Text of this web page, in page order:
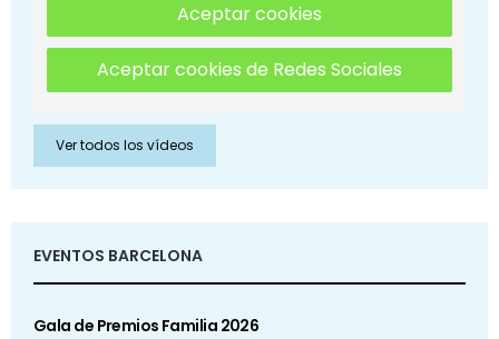
Aceptar cookies
Aceptar cookies de Redes Sociales
Ver todos los vídeos
EVENTOS BARCELONA
Gala de Premios Familia 2026